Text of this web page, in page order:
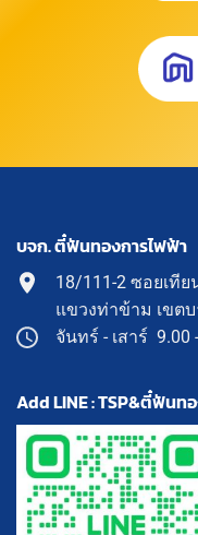
บจก. ตี๋ฟันทองการไฟฟ้า
18/111-2 ซอยเที
แขวงท่าข้าม เขต
จันทร์ - เสาร์ 9.00
Add LINE : TSP&ตี๋ฟันท